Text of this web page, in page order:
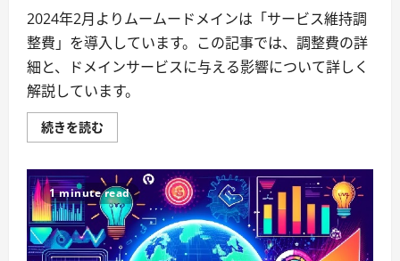
う
！
に
つ
い
て
詳
し
く
む
2024年2月よりムームードメインは「サービス維持調
整費」を導入しています。この記事では、調整費の詳
細と、ドメインサービスに与える影響について詳しく
解説しています。
続きを読む
ー
ド
メ
イ
ン
に
お
け
1 minute read